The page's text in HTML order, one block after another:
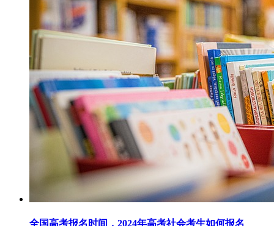
全国高考报名时间，2024年高考社会考生如何报名